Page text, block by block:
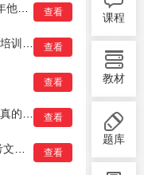
查看
查看
查看
查看
查看
课程
教材
题库